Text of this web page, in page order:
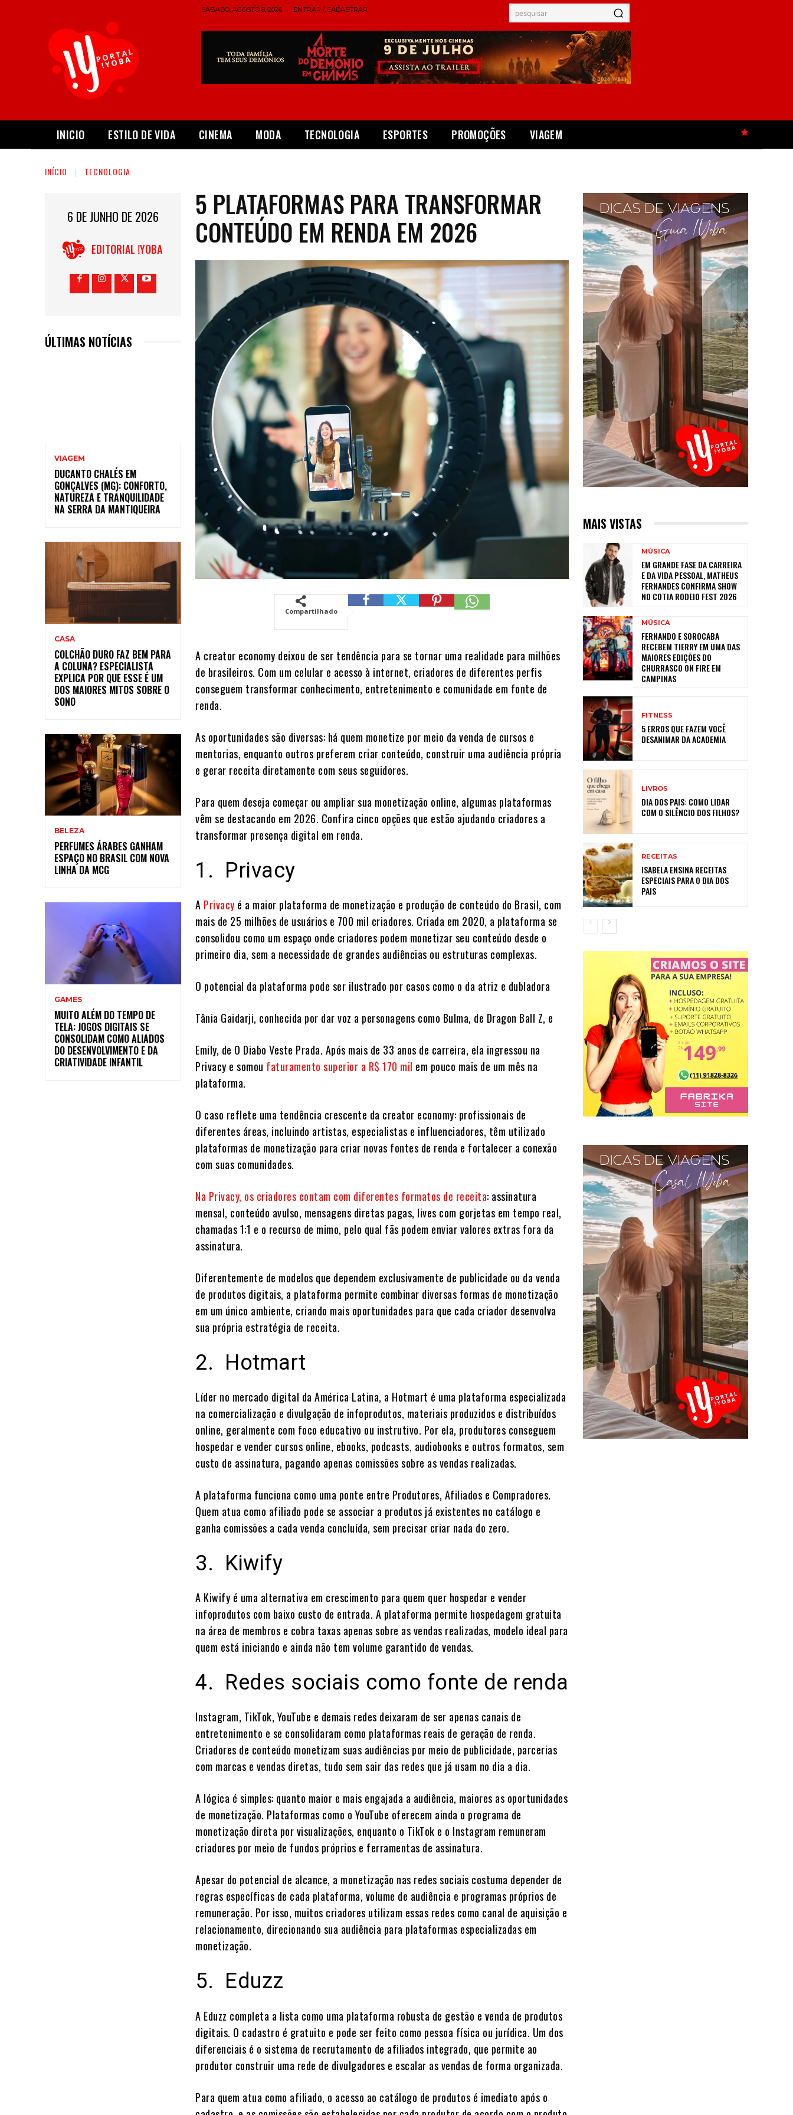
SÁBADO, AGOSTO 8, 2026 ENTRAR / CADASTRAR pesquisar
INICIO ESTILO DE VIDA CINEMA MODA TECNOLOGIA ESPORTES PROMOÇÕES VIAGEM
INÍCIO TECNOLOGIA
6 DE JUNHO DE 2026
EDITORIAL !YOBA
ÚLTIMAS NOTÍCIAS
VIAGEM
DUCANTO CHALÉS EM
GONÇALVES (MG): CONFORTO,
NATUREZA E TRANQUILIDADE
NA SERRA DA MANTIQUEIRA
CASA
COLCHÃO DURO FAZ BEM PARA
A COLUNA? ESPECIALISTA
EXPLICA POR QUE ESSE É UM
DOS MAIORES MITOS SOBRE O
SONO
BELEZA
PERFUMES ÁRABES GANHAM
ESPAÇO NO BRASIL COM NOVA
LINHA DA MCG
GAMES
MUITO ALÉM DO TEMPO DE
TELA: JOGOS DIGITAIS SE
CONSOLIDAM COMO ALIADOS
DO DESENVOLVIMENTO E DA
CRIATIVIDADE INFANTIL
5 PLATAFORMAS PARA TRANSFORMAR
CONTEÚDO EM RENDA EM 2026
Compartilhado
A creator economy deixou de ser tendência para se tornar uma realidade para milhões
de brasileiros. Com um celular e acesso à internet, criadores de diferentes perfis
conseguem transformar conhecimento, entretenimento e comunidade em fonte de
renda.
As oportunidades são diversas: há quem monetize por meio da venda de cursos e
mentorias, enquanto outros preferem criar conteúdo, construir uma audiência própria
e gerar receita diretamente com seus seguidores.
Para quem deseja começar ou ampliar sua monetização online, algumas plataformas
vêm se destacando em 2026. Confira cinco opções que estão ajudando criadores a
transformar presença digital em renda.
1. Privacy
A Privacy é a maior plataforma de monetização e produção de conteúdo do Brasil, com
mais de 25 milhões de usuários e 700 mil criadores. Criada em 2020, a plataforma se
consolidou como um espaço onde criadores podem monetizar seu conteúdo desde o
primeiro dia, sem a necessidade de grandes audiências ou estruturas complexas.
O potencial da plataforma pode ser ilustrado por casos como o da atriz e dubladora
Tânia Gaidarji, conhecida por dar voz a personagens como Bulma, de Dragon Ball Z, e
Emily, de O Diabo Veste Prada. Após mais de 33 anos de carreira, ela ingressou na
Privacy e somou faturamento superior a R$ 170 mil em pouco mais de um mês na
plataforma.
O caso reflete uma tendência crescente da creator economy: profissionais de
diferentes áreas, incluindo artistas, especialistas e influenciadores, têm utilizado
plataformas de monetização para criar novas fontes de renda e fortalecer a conexão
com suas comunidades.
Na Privacy, os criadores contam com diferentes formatos de receita: assinatura
mensal, conteúdo avulso, mensagens diretas pagas, lives com gorjetas em tempo real,
chamadas 1:1 e o recurso de mimo, pelo qual fãs podem enviar valores extras fora da
assinatura.
Diferentemente de modelos que dependem exclusivamente de publicidade ou da venda
de produtos digitais, a plataforma permite combinar diversas formas de monetização
em um único ambiente, criando mais oportunidades para que cada criador desenvolva
sua própria estratégia de receita.
2. Hotmart
Líder no mercado digital da América Latina, a Hotmart é uma plataforma especializada
na comercialização e divulgação de infoprodutos, materiais produzidos e distribuídos
online, geralmente com foco educativo ou instrutivo. Por ela, produtores conseguem
hospedar e vender cursos online, ebooks, podcasts, audiobooks e outros formatos, sem
custo de assinatura, pagando apenas comissões sobre as vendas realizadas.
A plataforma funciona como uma ponte entre Produtores, Afiliados e Compradores.
Quem atua como afiliado pode se associar a produtos já existentes no catálogo e
ganha comissões a cada venda concluída, sem precisar criar nada do zero.
3. Kiwify
A Kiwify é uma alternativa em crescimento para quem quer hospedar e vender
infoprodutos com baixo custo de entrada. A plataforma permite hospedagem gratuita
na área de membros e cobra taxas apenas sobre as vendas realizadas, modelo ideal para
quem está iniciando e ainda não tem volume garantido de vendas.
4. Redes sociais como fonte de renda
Instagram, TikTok, YouTube e demais redes deixaram de ser apenas canais de
entretenimento e se consolidaram como plataformas reais de geração de renda.
Criadores de conteúdo monetizam suas audiências por meio de publicidade, parcerias
com marcas e vendas diretas, tudo sem sair das redes que já usam no dia a dia.
A lógica é simples: quanto maior e mais engajada a audiência, maiores as oportunidades
de monetização. Plataformas como o YouTube oferecem ainda o programa de
monetização direta por visualizações, enquanto o TikTok e o Instagram remuneram
criadores por meio de fundos próprios e ferramentas de assinatura.
Apesar do potencial de alcance, a monetização nas redes sociais costuma depender de
regras específicas de cada plataforma, volume de audiência e programas próprios de
remuneração. Por isso, muitos criadores utilizam essas redes como canal de aquisição e
relacionamento, direcionando sua audiência para plataformas especializadas em
monetização.
5. Eduzz
A Eduzz completa a lista como uma plataforma robusta de gestão e venda de produtos
digitais. O cadastro é gratuito e pode ser feito como pessoa física ou jurídica. Um dos
diferenciais é o sistema de recrutamento de afiliados integrado, que permite ao
produtor construir uma rede de divulgadores e escalar as vendas de forma organizada.
Para quem atua como afiliado, o acesso ao catálogo de produtos é imediato após o
MAIS VISTAS
MÚSICA
EM GRANDE FASE DA CARREIRA
E DA VIDA PESSOAL, MATHEUS
FERNANDES CONFIRMA SHOW
NO COTIA RODEIO FEST 2026
MÚSICA
FERNANDO E SOROCABA
RECEBEM TIERRY EM UMA DAS
MAIORES EDIÇÕES DO
CHURRASCO ON FIRE EM
CAMPINAS
FITNESS
5 ERROS QUE FAZEM VOCÊ
DESANIMAR DA ACADEMIA
LIVROS
DIA DOS PAIS: COMO LIDAR
COM O SILÊNCIO DOS FILHOS?
RECEITAS
ISABELA ENSINA RECEITAS
ESPECIAIS PARA O DIA DOS
PAIS